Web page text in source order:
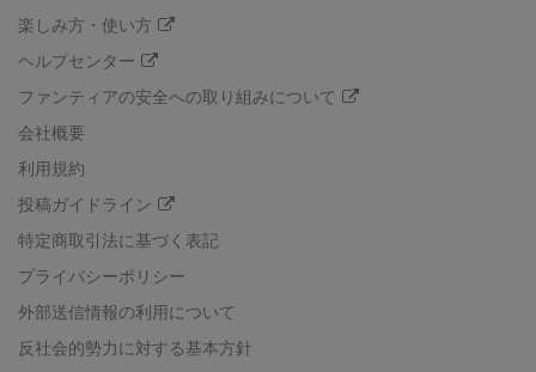
楽しみ方・使い方
ヘルプセンター
ファンティアの安全への取り組みについて
会社概要
利用規約
投稿ガイドライン
特定商取引法に基づく表記
プライバシーポリシー
外部送信情報の利用について
反社会的勢力に対する基本方針